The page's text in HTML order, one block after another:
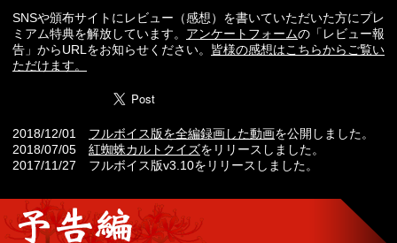
SNSや頒布サイトにレビュー（感想）を書いていただいた方にプレ
ミアム特典を解放しています。 アンケートフォームの「レビュー報
告」からURLをお知らせください。 皆様の感想はこちらからご覧い
ただけます。
2018/12/01 フルボイス版を全編録画した動画を公開しました。
2018/07/05 紅蜘蛛カルトクイズをリリースしました。
2017/11/27 フルボイス版v3.10をリリースしました。